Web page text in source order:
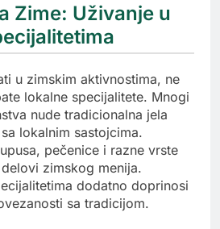
Zime: Uživanje u
u zimskim aktivnostima, ne
lokalne specijalitete. Mnogi
nude tradicionalna jela
lokalnim sastojcima.
pečenice i razne vrste
zimskog menija.
dodatno doprinosi
sa tradicijom.